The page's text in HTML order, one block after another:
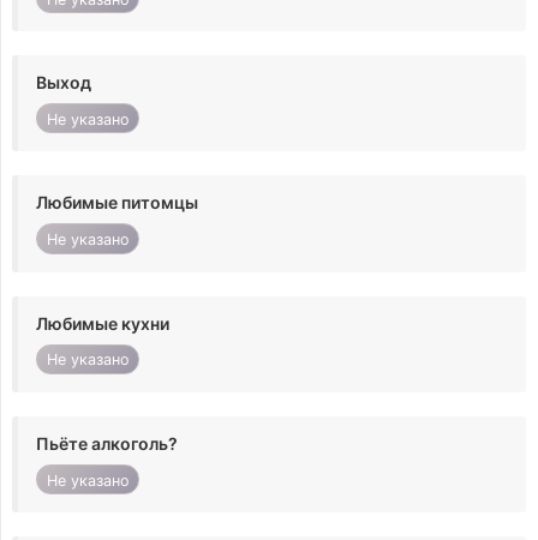
Выход
Не указано
Любимые питомцы
Не указано
Любимые кухни
Не указано
Пьёте алкоголь?
Не указано